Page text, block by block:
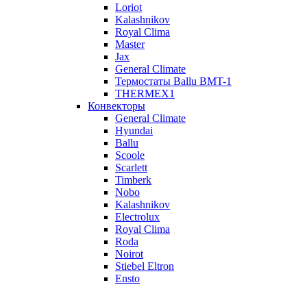
Loriot
Kalashnikov
Royal Clima
Master
Jax
General Climate
Термостаты Ballu BMT-1
THERMEX1
Конвекторы
General Climate
Hyundai
Ballu
Scoole
Scarlett
Timberk
Nobo
Kalashnikov
Electrolux
Royal Clima
Roda
Noirot
Stiebel Eltron
Ensto